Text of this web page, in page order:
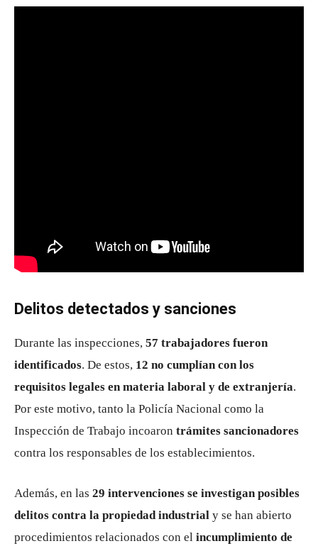
Delitos detectados y sanciones
Durante las inspecciones, 57 trabajadores fueron
identificados. De estos, 12 no cumplían con los
requisitos legales en materia laboral y de extranjería.
Por este motivo, tanto la Policía Nacional como la
Inspección de Trabajo incoaron trámites sancionadores
contra los responsables de los establecimientos.
Además, en las 29 intervenciones se investigan posibles
delitos contra la propiedad industrial y se han abierto
procedimientos relacionados con el incumplimiento de